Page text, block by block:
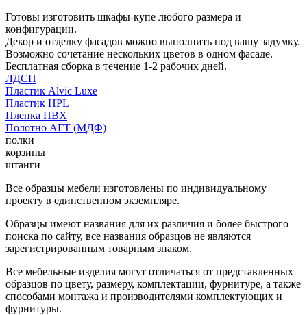
Готовы изготовить шкафы-купе любого размера и
конфигурации.
Декор и отделку фасадов можно выполнить под вашу задумку.
Возможно сочетание нескольких цветов в одном фасаде.
Бесплатная сборка в течение 1-2 рабочих дней.
ЛДСП
Пластик Alvic Luxe
Пластик HPL
Пленка ПВХ
Полотно АГТ (МДФ)
полки
корзины
штанги
Все образцы мебели изготовлены по индивидуальному
проекту в единственном экземпляре.
Образцы имеют названия для их различия и более быстрого
поиска по сайту, все названия образцов не являются
зарегистрированным товарным знаком.
Все мебельные изделия могут отличаться от представленных
образцов по цвету, размеру, комплектации, фурнитуре, а также
способами монтажа и производителями комплектующих и
фурнитуры.